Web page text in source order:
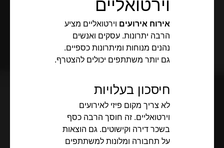
וירטואליים
אירוח אירועים וירטואליים מציע
הרבה יתרונות. עסקים ואנשים
נהנים מנוחות ומיתרונות כספיים.
גם יותר משתתפים יכולים להצטרף.
חיסכון בעלויות
לא צריך מקום פיזי לאירועים
וירטואליים. זה חוסך הרבה כסף
בשכר דירה וקישוטים. גם הוצאות
על תחבורה ומלונות למשתתפים